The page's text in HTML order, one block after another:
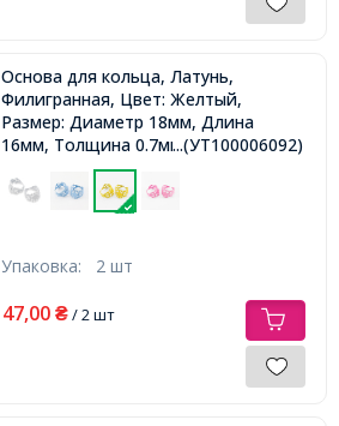
Основа для кольца, Латунь,
Филигранная, Цвет: Желтый,
Размер: Диаметр 18мм, Длина
16мм, Толщина 0.7мм, Размер
Основы 8мм,
...(УТ100006092)
Упаковка: 2 шт
47,00 ₴/ 2 шт